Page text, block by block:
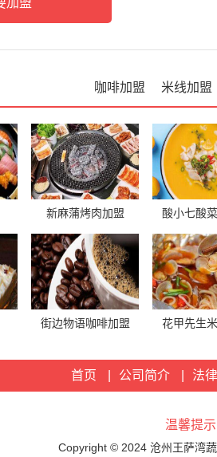
米线加盟
咖啡加盟
新麻蒲烤肉加盟 酸小七酸
街边物语咖啡加盟 花甲先生
首页 公司简介 法
温馨提
Copyright © 2024 沧州王萨湾